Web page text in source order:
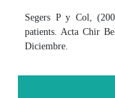
Segers P y Col,
patients. Acta Chir
Diciembre.